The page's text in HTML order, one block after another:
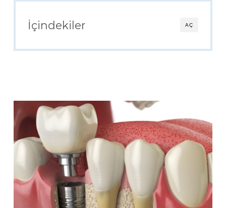
AÇ
İçindekiler